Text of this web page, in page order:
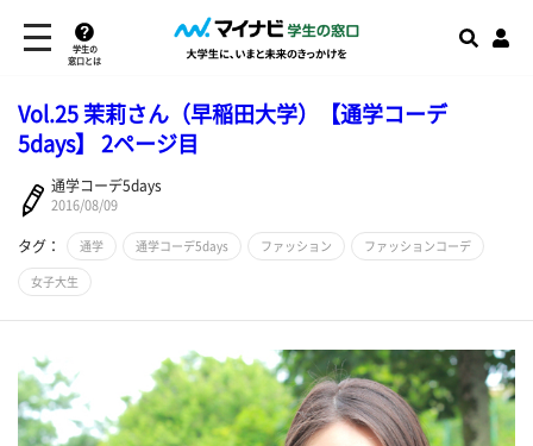
学生の
窓口とは
Vol.25 茉莉さん（早稲田大学）【通学コーデ
5days】 2ページ目
通学コーデ5days
2016/08/09
タグ： 通学 通学コーデ5days ファッション ファッションコーデ
女子大生